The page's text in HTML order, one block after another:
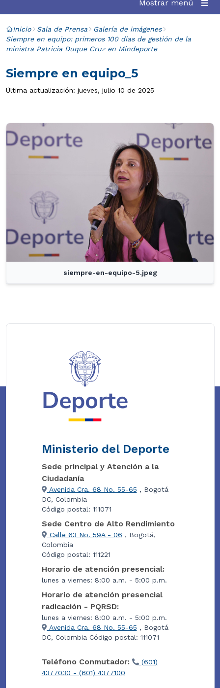
Mostrar menú
Inicio Sala de Prensa
Galería de imágenes
Siempre en equipo: primeros 100 días de gestión de la
ministra Patricia Duque Cruz en Mindeporte
Siempre en equipo_5
Última actualización: jueves, julio 10 de 2025
siempre-en-equipo-5.jpeg
Ministerio del Deporte
Sede principal y Atención a la
Ciudadanía
Avenida Cra. 68 No. 55-65 , Bogotá
DC, Colombia
Código postal: 111071
Sede Centro de Alto Rendimiento
Calle 63 No. 59A - 06 , Bogotá,
Colombia
Código postal: 111221
Horario de atención presencial:
lunes a viernes: 8:00 a.m. - 5:00 p.m.
Horario de atención presencial
radicación - PQRSD:
lunes a viernes: 8:00 a.m. - 5:00 p.m.
Avenida Cra. 68 No. 55-65 , Bogotá
DC, Colombia Código postal: 111071
Teléfono Conmutador:
(601)
4377030 - (601) 4377100